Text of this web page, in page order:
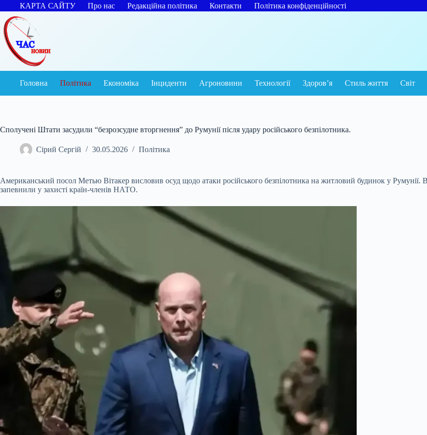
Перейти
до
вмісту
КАРТА САЙТУ Про нас Редакційна політика Контакти Політика конфіденційності
Головна Політика Економіка Інциденти Агроновини Технології Здоров’я Стиль життя Світ
Сполучені Штати засудили “безрозсудне вторгнення” до Румунії після удару російського безпілотника.
Сірий Сергій 30.05.2026 Політика
Американський посол Метью Вітакер висловив осуд щодо атаки російського безпілотника на житловий будинок у Румунії.
запевнили у захисті країн-членів НАТО.